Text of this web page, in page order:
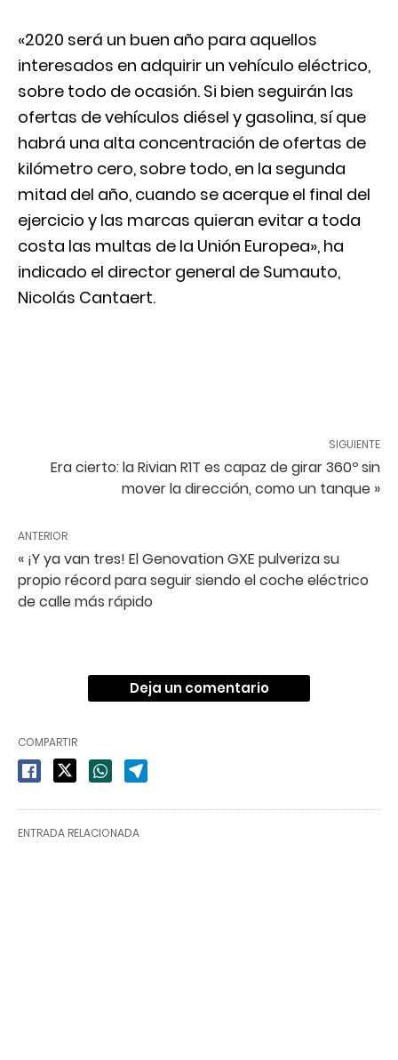
«2020 será un buen año para aquellos
interesados en adquirir un vehículo eléctrico,
sobre todo de ocasión. Si bien seguirán las
ofertas de vehículos diésel y gasolina, sí que
habrá una alta concentración de ofertas de
kilómetro cero, sobre todo, en la segunda
mitad del año, cuando se acerque el final del
ejercicio y las marcas quieran evitar a toda
costa las multas de la Unión Europea», ha
indicado el director general de Sumauto,
Nicolás Cantaert.
SIGUIENTE
Era cierto: la Rivian R1T es capaz de girar 360º sin
mover la dirección, como un tanque »
ANTERIOR
« ¡Y ya van tres! El Genovation GXE pulveriza su
propio récord para seguir siendo el coche eléctrico
de calle más rápido
Deja un comentario
COMPARTIR
ENTRADA RELACIONADA